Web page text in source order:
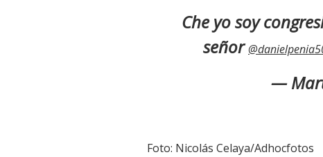
Che yo soy
señor
—
Foto: Nicolás Celaya/Adhocfotos